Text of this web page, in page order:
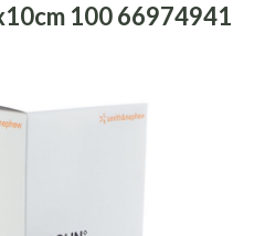
100 66974941